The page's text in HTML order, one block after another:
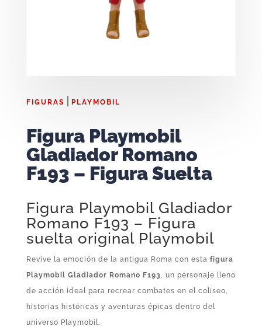
FIGURAS PLAYMOBIL
Figura Playmobil
Gladiador Romano
F193 – Figura Suelta
Figura Playmobil Gladiador
Romano F193 – Figura
suelta original Playmobil
Revive la emoción de la antigua Roma con esta figura
Playmobil Gladiador Romano F193, un personaje lleno
de acción ideal para recrear combates en el coliseo,
historias históricas y aventuras épicas dentro del
universo Playmobil.